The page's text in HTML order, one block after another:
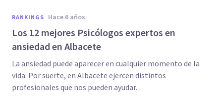
RANKINGS hace 6 años
Los 12 mejores Psicólogos expertos en
ansiedad en Albacete
La ansiedad puede aparecer en cualquier momento de la
vida. Por suerte, en Albacete ejercen distintos
profesionales que nos pueden ayudar.